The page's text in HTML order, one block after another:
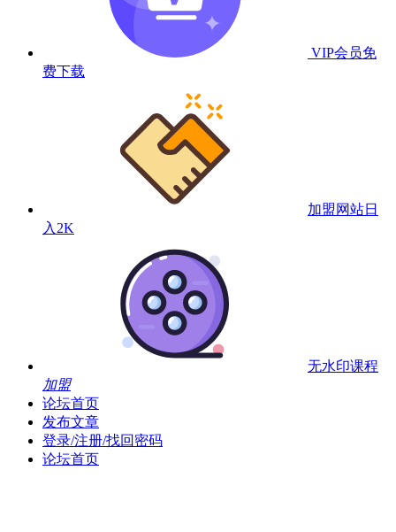
VIP会员免
费下载
加盟网站日
入2K
无水印课程
加盟
论坛首页
发布文章
登录/注册/找回密码
论坛首页